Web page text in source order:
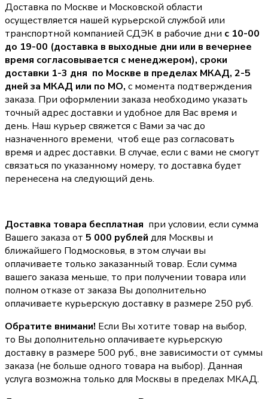
Доставка по Москве и Московской области
осуществляется нашей курьерской службой или
транспортной компанией СДЭК в рабочие дни с 10-00
до 19-00 (доставка в выходные дни или в вечернее
время согласовывается с менеджером), сроки
доставки 1-3 дня по Москве в пределах МКАД, 2-5
дней за МКАД или по МО, с момента подтверждения
заказа. При оформлении заказа необходимо указать
точный адрес доставки и удобное для Вас время и
день. Наш курьер свяжется с Вами за час до
назначенного времени, чтоб еще раз согласовать
время и адрес доставки. В случае, если с вами не смогут
связаться по указанному номеру, то доставка будет
перенесена на следующий день.
Доставка товара бесплатная при условии, если сумма
Вашего заказа от 5 000 рублей для Москвы и
ближайшего Подмосковья, в этом случаи вы
оплачиваете только заказанный товар. Если сумма
вашего заказа меньше, то при получении товара или
полном отказе от заказа Вы дополнительно
оплачиваете курьерскую доставку в размере 250 руб.
Обратите внимани! Если Вы хотите товар на выбор,
то Вы дополнительно оплачиваете курьерскую
доставку в размере 500 руб., вне зависимости от суммы
заказа (не больше одного товара на выбор). Данная
услуга возможна только для Москвы в пределах МКАД.